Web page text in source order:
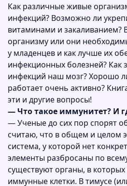
Как различные живые
инфекций? Возможно ли
витаминами и закаливанием?
организму или они
у младенцев и как лучше их
инфекционных болезней? Как
инфекций наш мозг? Хорошо
работает очень активно?
эти и другие вопросы!
— Что такое иммунитет? И
— Ученые до сих пор спорят
считаю, что в общем и целом
система, у которой нет
элементы разбросаны по
существуют органы, в
иммунные клетки. В тимусе